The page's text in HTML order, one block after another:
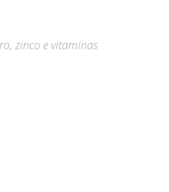
zinco e vitaminas